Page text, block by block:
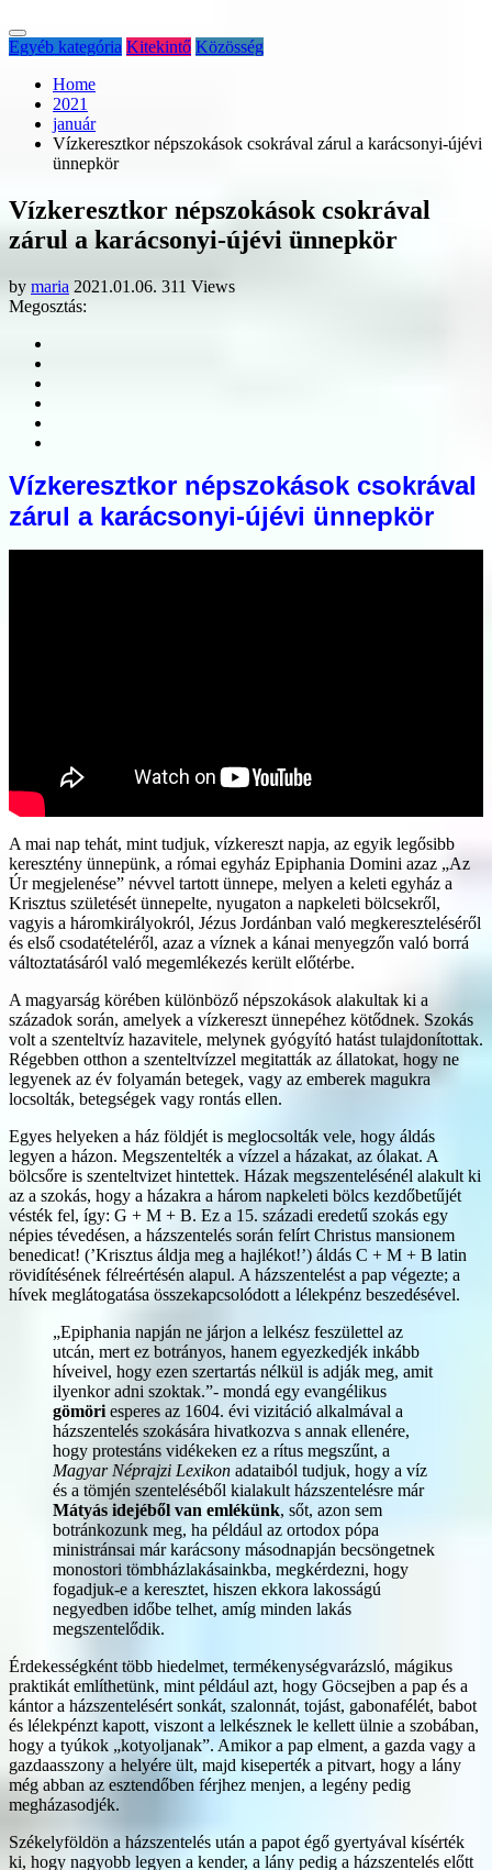
Egyéb kategória Kitekintő Közösség
Home
2021
január
Vízkeresztkor népszokások csokrával zárul a karácsonyi-újévi
ünnepkör
Vízkeresztkor népszokások csokrával
zárul a karácsonyi-újévi ünnepkör
by maria 2021.01.06. 311 Views
Megosztás:
Vízkeresztkor népszokások csokrával
zárul a karácsonyi-újévi ünnepkör
A mai nap tehát, mint tudjuk, vízkereszt napja, az egyik legősibb
keresztény ünnepünk, a római egyház Epiphania Domini azaz „Az
Úr megjelenése” névvel tartott ünnepe, melyen a keleti egyház a
Krisztus születését ünnepelte, nyugaton a napkeleti bölcsekről,
vagyis a háromkirályokról, Jézus Jordánban való megkereszteléséről
és első csodatételéről, azaz a víznek a kánai menyegzőn való borrá
változtatásáról való megemlékezés került előtérbe.
A magyarság körében különböző népszokások alakultak ki a
századok során, amelyek a vízkereszt ünnepéhez kötődnek. Szokás
volt a szenteltvíz hazavitele, melynek gyógyító hatást tulajdonítottak.
Régebben otthon a szenteltvízzel megitatták az állatokat, hogy ne
legyenek az év folyamán betegek, vagy az emberek magukra
locsolták, betegségek vagy rontás ellen.
Egyes helyeken a ház földjét is meglocsolták vele, hogy áldás
legyen a házon. Megszentelték a vízzel a házakat, az ólakat. A
bölcsőre is szenteltvizet hintettek. Házak megszentelésénél alakult ki
az a szokás, hogy a házakra a három napkeleti bölcs kezdőbetűjét
vésték fel, így: G + M + B. Ez a 15. századi eredetű szokás egy
népies tévedésen, a házszentelés során felírt Christus mansionem
benedicat! (’Krisztus áldja meg a hajlékot!’) áldás C + M + B latin
rövidítésének félreértésén alapul. A házszentelést a pap végezte; a
hívek meglátogatása összekapcsolódott a lélekpénz beszedésével.
„Epiphania napján ne járjon a lelkész feszülettel az
utcán, mert ez botrányos, hanem egyezkedjék inkább
híveivel, hogy ezen szertartás nélkül is adják meg, amit
ilyenkor adni szoktak.”- mondá egy evangélikus
gömöri esperes az 1604. évi vizitáció alkalmával a
házszentelés szokására hivatkozva s annak ellenére,
hogy protestáns vidékeken ez a rítus megszűnt, a
Magyar Néprajzi Lexikon adataiból tudjuk, hogy a víz
és a tömjén szenteléséből kialakult házszentelésre már
Mátyás idejéből van emlékünk, sőt, azon sem
botránkozunk meg, ha például az ortodox pópa
ministránsai már karácsony másodnapján becsöngetnek
monostori tömbházlakásainkba, megkérdezni, hogy
fogadjuk-e a keresztet, hiszen ekkora lakosságú
negyedben időbe telhet, amíg minden lakás
megszentelődik.
Érdekességként több hiedelmet, termékenységvarázsló, mágikus
praktikát említhetünk, mint például azt, hogy Göcsejben a pap és a
kántor a házszentelésért sonkát, szalonnát, tojást, gabonafélét, babot
és lélekpénzt kapott, viszont a lelkésznek le kellett ülnie a szobában,
hogy a tyúkok „kotyoljanak”. Amikor a pap elment, a gazda vagy a
gazdaasszony a helyére ült, majd kiseperték a pitvart, hogy a lány
még abban az esztendőben férjhez menjen, a legény pedig
megházasodjék.
Székelyföldön a házszentelés után a papot égő gyertyával kísérték
ki, hogy nagyobb legyen a kender, a lány pedig a házszentelés előtt